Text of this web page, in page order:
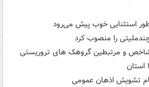
طور استثنایی خوب پیش می‌رود
چندملیتی را منصوب کرد